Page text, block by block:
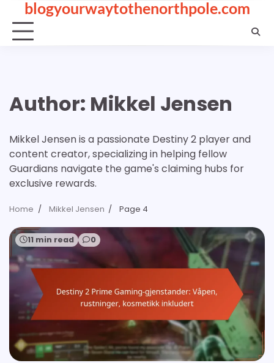
content
blogyourwaytothenorthpole.com
Author: Mikkel Jensen
Mikkel Jensen is a passionate Destiny 2 player and
content creator, specializing in helping fellow
Guardians navigate the game's claiming hubs for
exclusive rewards.
Home Mikkel Jensen Page 4
11 min read 0